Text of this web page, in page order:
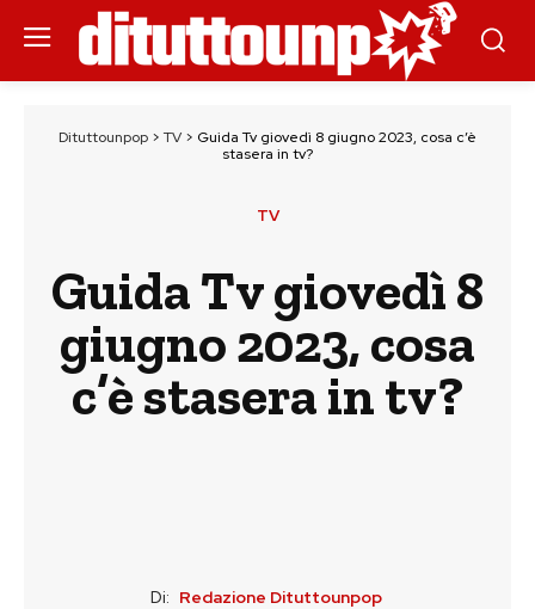
Dituttounpop > TV > Guida Tv giovedì 8 giugno 2023, cosa c’è
stasera in tv?
TV
Guida Tv giovedì 8
giugno 2023, cosa
c’è stasera in tv?
Di: Redazione Dituttounpop